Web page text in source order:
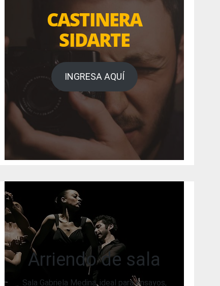
CASTINERA
SIDARTE
INGRESA AQUÍ
Arriendo de sala
Sala Gabriela Medina, ideal para ensayos,